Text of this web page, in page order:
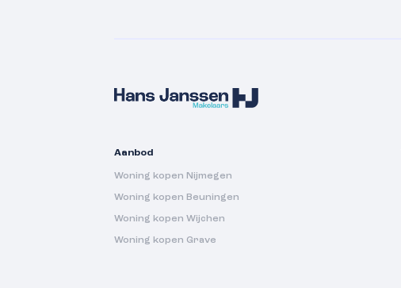
Aanbod
Woning kopen Nijmegen
Woning kopen Beuningen
Woning kopen Wijchen
Woning kopen Grave